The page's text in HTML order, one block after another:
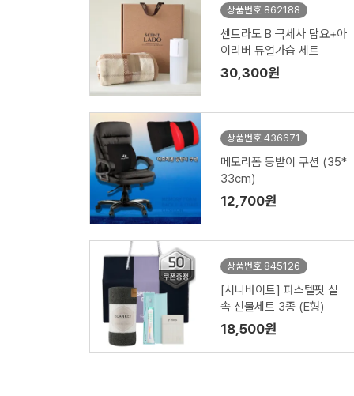
상품번호 862188
센트라도 B 극세사 담요+아
이리버 듀얼가습 세트
30,300원
상품번호 436671
메모리폼 등받이 쿠션 (35*
33cm)
12,700원
상품번호 845126
[시니바이트] 파스텔핏 실
속 선물세트 3종 (E형)
18,500원